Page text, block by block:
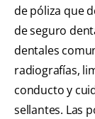
de póliza que
de seguro
dentales
radiografías,
conducto y
sellantes. Las